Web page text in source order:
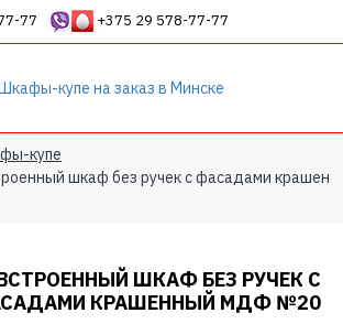
77 +375 29 578-77-77
купе
шкаф без ручек с фасадами крашен
ШКАФ БЕЗ РУЧЕК С
КРАШЕННЫЙ МДФ №20